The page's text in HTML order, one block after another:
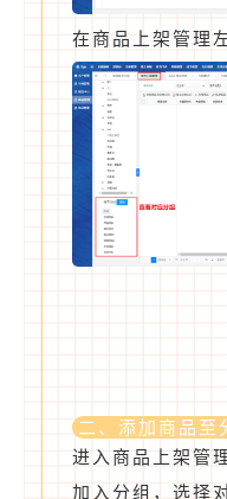
在商品上架管理
二、添加商品至
进入商品上架管
加入分组，选择